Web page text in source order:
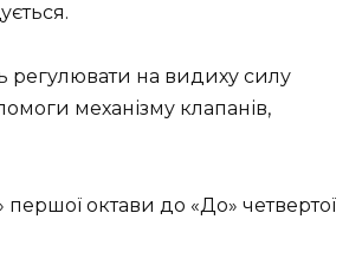
регулювати на видиху силу
механізму клапанів,
октави до «До» четвертої